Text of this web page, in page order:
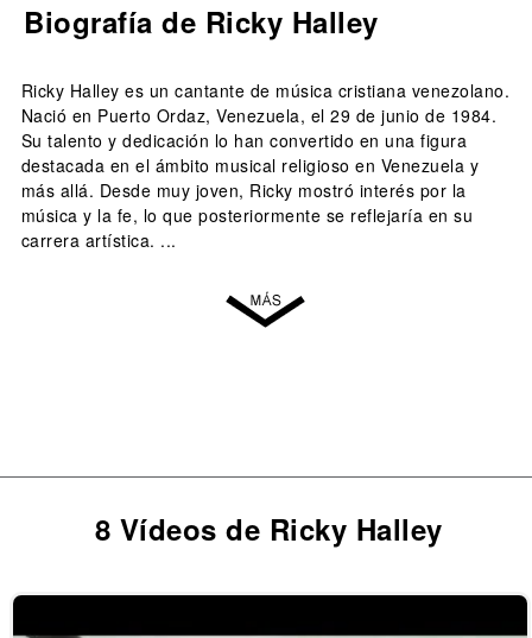
Biografía de Ricky Halley
Ricky Halley es un cantante de música cristiana venezolano.
Nació en Puerto Ordaz, Venezuela, el 29 de junio de 1984.
Su talento y dedicación lo han convertido en una figura
destacada en el ámbito musical religioso en Venezuela y
más allá. Desde muy joven, Ricky mostró interés por la
música y la fe, lo que posteriormente se reflejaría en su
carrera artística. ...
8 Vídeos de Ricky Halley